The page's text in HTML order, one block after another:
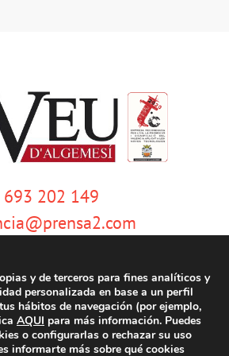
693 202 149
y de terceros para fines analíticos y
personalizada en base a un perfil
hábitos de navegación (por ejemplo,
AQUI para más información. Puedes
o configurarlas o rechazar su uso
informarte más sobre qué cookies